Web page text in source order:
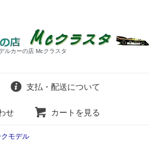
ルカーの店 Mcクラスタ
支払・配送について
せ カートを見る
モデル